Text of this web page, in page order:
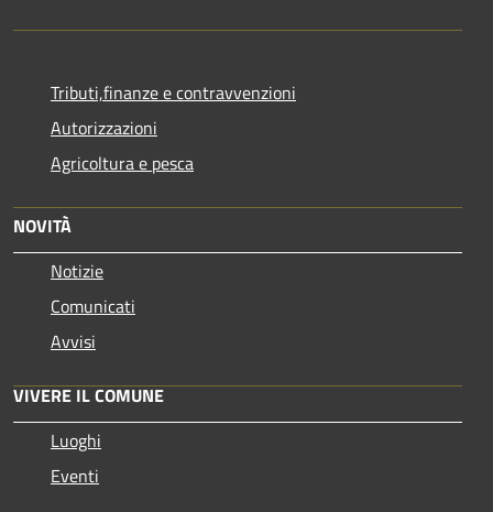
Tributi,finanze e contravvenzioni
Autorizzazioni
Agricoltura e pesca
NOVITÀ
Notizie
Comunicati
Avvisi
VIVERE IL COMUNE
Luoghi
Eventi